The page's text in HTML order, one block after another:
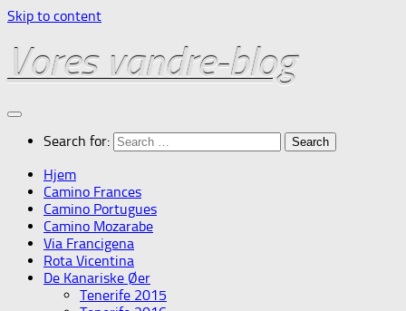
Skip to content
Vores vandre-blog
Search for:
Hjem
Camino Frances
Camino Portugues
Camino Mozarabe
Via Francigena
Rota Vicentina
De Kanariske Øer
Tenerife 2015